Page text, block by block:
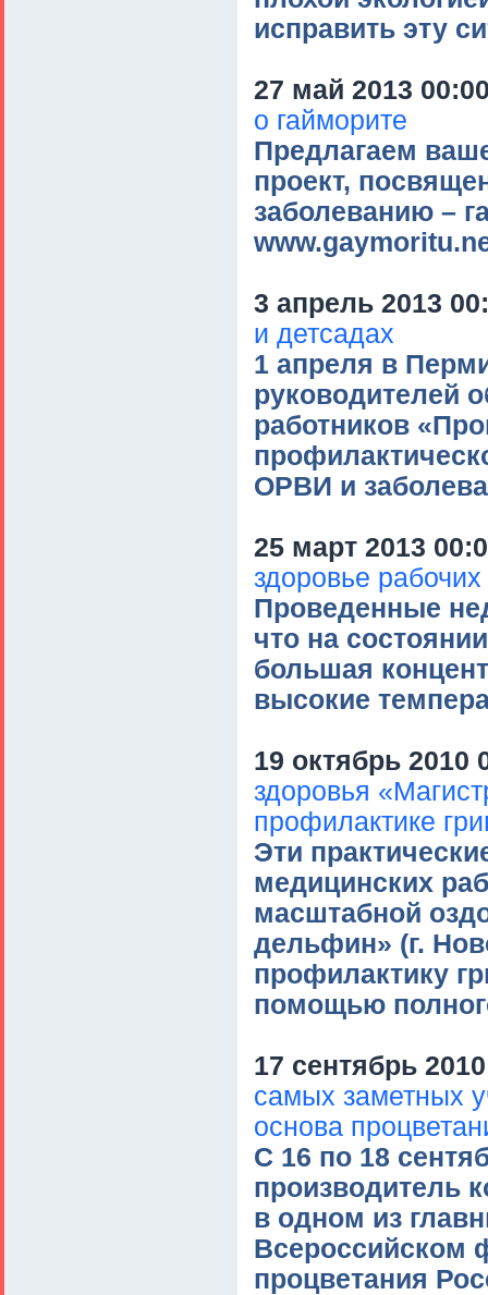
исправить эту
27 май 2013
о гайморите
Предлагаем
проект,
заболеванию –
3 апрель 2013
и детсадах
1 апреля в
руководителей
работников
ОРВИ и
25 март 2013
здоровье
Проведенные
что на
большая
высокие
19 октябрь 2010
здоровья
профилактике
Эти
медицинских
масштабной
дельфин» (г.
профилактику
помощью
17 сентябрь
самых заметных
основа
С 16 по 18
производитель
в одном из
Всероссийском
процветания